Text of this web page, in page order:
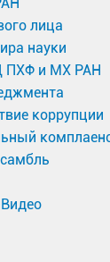
лица
науки
ПХФ и МХ РАН
коррупции